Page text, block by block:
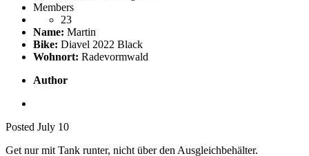
Members
23
Name: Martin
Bike: Diavel 2022 Black
Wohnort: Radevormwald
Author
Posted July 10
Get nur mit Tank runter, nicht über den Ausgleichbehälter.